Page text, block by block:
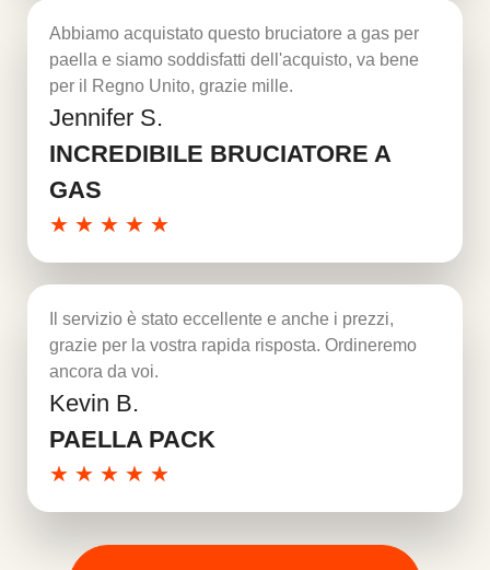
Abbiamo acquistato questo bruciatore a gas per
paella e siamo soddisfatti dell'acquisto, va bene
per il Regno Unito, grazie mille.
Jennifer S.
INCREDIBILE BRUCIATORE A
GAS
★ ★ ★ ★ ★
Il servizio è stato eccellente e anche i prezzi,
grazie per la vostra rapida risposta. Ordineremo
ancora da voi.
Kevin B.
PAELLA PACK
★ ★ ★ ★ ★